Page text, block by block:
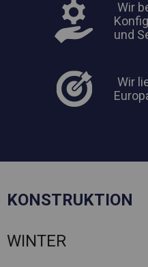
Wir
und
Wir
KONSTRUKTION
WINTER